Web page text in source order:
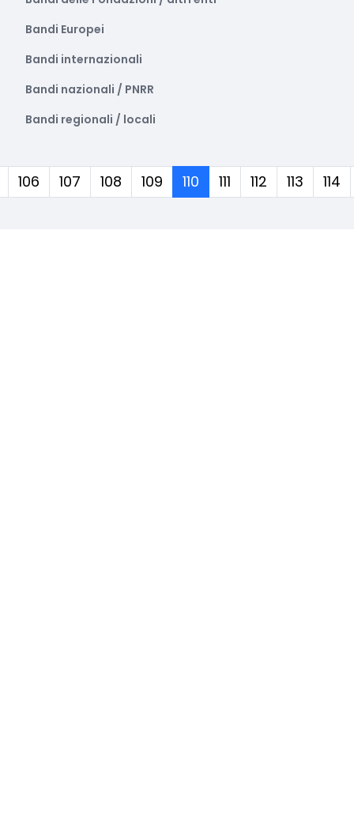
Bandi Europei
Bandi internazionali
Bandi nazionali / PNRR
Bandi regionali / locali
106 107 108 109 110 (corrente)
111 112 113 114